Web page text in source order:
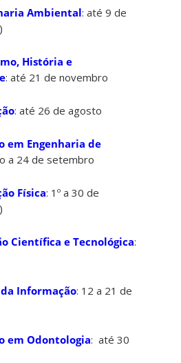
Ambiental: até 9 de
História e
: até 21 de novembro
: até 26 de agosto
em Engenharia de
a 24 de setembro
Física: 1º a 30 de
Científica e Tecnológica:
Informação: 12 a 21 de
em Odontologia: até 30